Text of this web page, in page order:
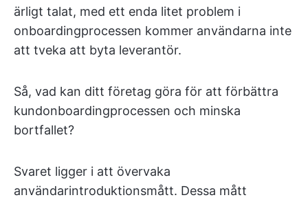
ärligt talat, med ett enda litet problem i
onboardingprocessen kommer användarna inte
att tveka att byta leverantör.
Så, vad kan ditt företag göra för att förbättra
kundonboardingprocessen och minska
bortfallet?
Svaret ligger i att övervaka
användarintroduktionsmått. Dessa mått